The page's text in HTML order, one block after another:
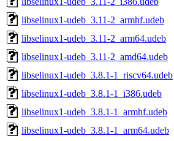
libselinux1-udeb_3.11-2_armhf.udeb
libselinux1-udeb_3.11-2_arm64.udeb
libselinux1-udeb_3.11-2_amd64.udeb
libselinux1-udeb_3.8.1-1_riscv64.udeb
libselinux1-udeb_3.8.1-1_i386.udeb
libselinux1-udeb_3.8.1-1_armhf.udeb
libselinux1-udeb_3.8.1-1_arm64.udeb